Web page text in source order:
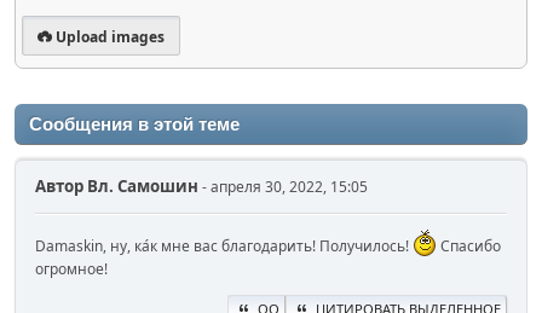
Upload images
Сообщения в этой теме
Автор Вл. Самошин - апреля 30, 2022, 15:05
Damaskin, ну, ка́к мне вас благодарить! Получилось!
Спасибо
огромное!
QQ ЦИТИРОВАТЬ ВЫДЕЛЕННОЕ